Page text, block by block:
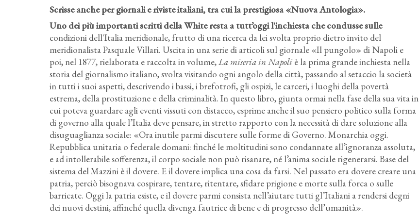
Scrisse anche per giornali e riviste italiani, tra cui la prestigiosa «Nuova Antologia».
Uno dei più importanti scritti della White resta a tutt’oggi l'inchiesta che condusse sulle
condizioni dell'Italia meridionale, frutto di una ricerca da lei svolta proprio dietro invito del
meridionalista Pasquale Villari. Uscita in una serie di articoli sul giornale «Il pungolo» di Napoli e
poi, nel 1877, rielaborata e raccolta in volume,La miseria in Napoli è la prima grande inchiesta nella
storia del giornalismo italiano, svolta visitando ogni angolo della città, passando al setaccio la società
in tutti i suoi aspetti, descrivendo i bassi, i brefotrofi, gli ospizi, le carceri, i luoghi della povertà
estrema, della prostituzione e della criminalità. In questo libro, giunta ormai nella fase della sua vita in
cui poteva guardare agli eventi vissuti con distacco, esprime anche il suo pensiero politico sulla forma
di governo alla quale l’Italia deve pensare, in stretto rapporto con la necessità di dare soluzione alla
disuguaglianza sociale: «Ora inutile parmi discutere sulle forme di Governo. Monarchia oggi.
Repubblica unitaria o federale domani: finché le moltitudini sono condannate all’ignoranza assoluta,
e ad intollerabile sofferenza, il corpo sociale non può risanare, né l’anima sociale rigenerarsi. Base del
sistema del Mazzini è il dovere. E il dovere implica una cosa da farsi. Nel passato era dovere creare una
patria, perciò bisognava cospirare, tentare, ritentare, sfidare prigione e morte sulla forca o sulle
barricate. Oggi la patria esiste, e il dovere parmi consista nell’aiutare tutti gl’Italiani a rendersi degni
dei nuovi destini, affinché quella divenga fautrice di bene e di progresso dell’umanità».